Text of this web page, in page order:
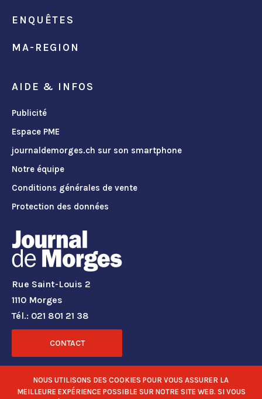
ENQUÊTES
MA-REGION
AIDE & INFOS
Publicité
Espace PME
journaldemorges.ch sur son smartphone
Notre équipe
Conditions générales de vente
Protection des données
Rue Saint-Louis 2
1110 Morges
Tél.: 021 801 21 38
CONTACT
RÉSEAUX SOCIAUX
NOUS UTILISONS DES COOKIES POUR VOUS ASSURER LA
MEILLEURE EXPÉRIENCE POSSIBLE SUR NOTRE SITE WEB. SI VOUS